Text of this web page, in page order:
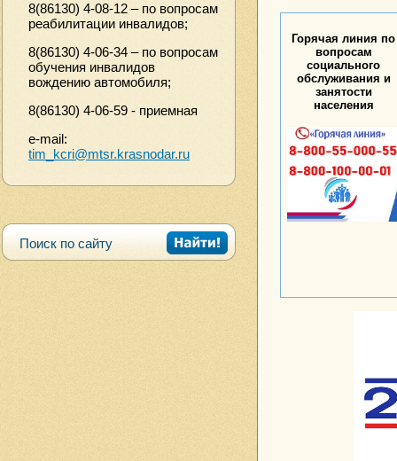
8(86130) 4-08-12 – по вопросам
реабилитации инвалидов;
8(86130) 4-06-34 – по вопросам
обучения инвалидов
вождению автомобиля;
8(86130) 4-06-59 - приемная
e-mail:
tim_kcri@mtsr.krasnodar.ru
Горячая линия по
вопросам
социального
обслуживания и
занятости
населения